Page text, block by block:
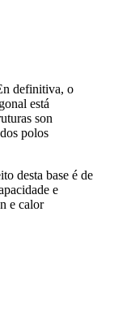
definitiva, o
está
son
polos
desta base é de
e
e calor